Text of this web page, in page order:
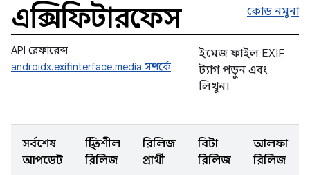
এক্সিফিন্টারফেস কোড নমুনা
API রেফারেন্স
androidx.exifinterface.media সম্পর্কে
ইমেজ ফাইল EXIF ​​
ট্যাগ পড়ুন এবং
লিখুন।
সর্বশেষ
আপডেট
স্থিতিশীল
রিলিজ
রিলিজ
প্রার্থী
বিটা
রিলিজ
আলফা
রিলিজ